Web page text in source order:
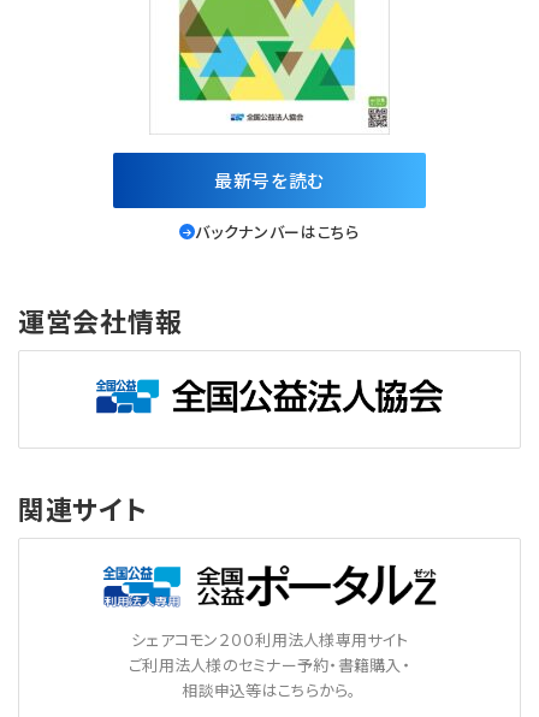
最新号を読む
バックナンバーはこちら
運営会社情報
関連サイト
シェアコモン２００利用法人様専用サイト
ご利用法人様のセミナー予約・書籍購入・
相談申込等はこちらから。